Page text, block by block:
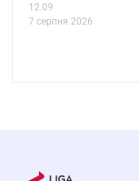
12.09
7 серпня 2026